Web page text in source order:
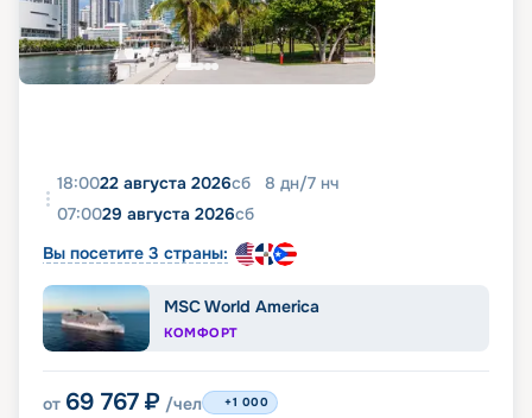
18:0022 августа 2026сб 8 дн/7 нч
07:0029 августа 2026сб
Вы посетите 3 страны:
MSC World America
КОМФОРТ
от 69 767 ₽ /чел +1 000